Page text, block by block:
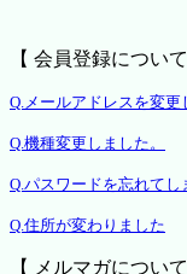
【 会員登録について
Q.メールアドレスを変更
Q.機種変更しました。
Q.パスワードを忘れて
Q.住所が変わりました
【 メルマガについて